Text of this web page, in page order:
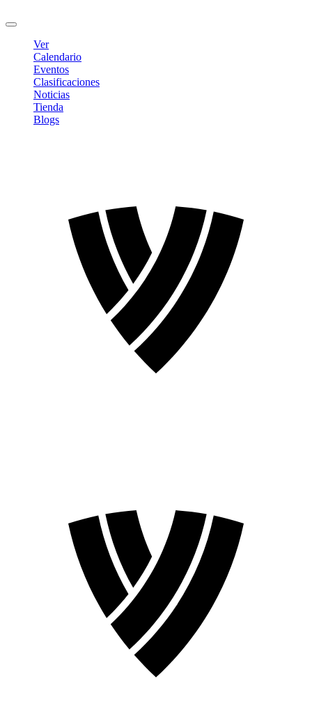
Ver
Calendario
Eventos
Clasificaciones
Noticias
Tienda
Blogs